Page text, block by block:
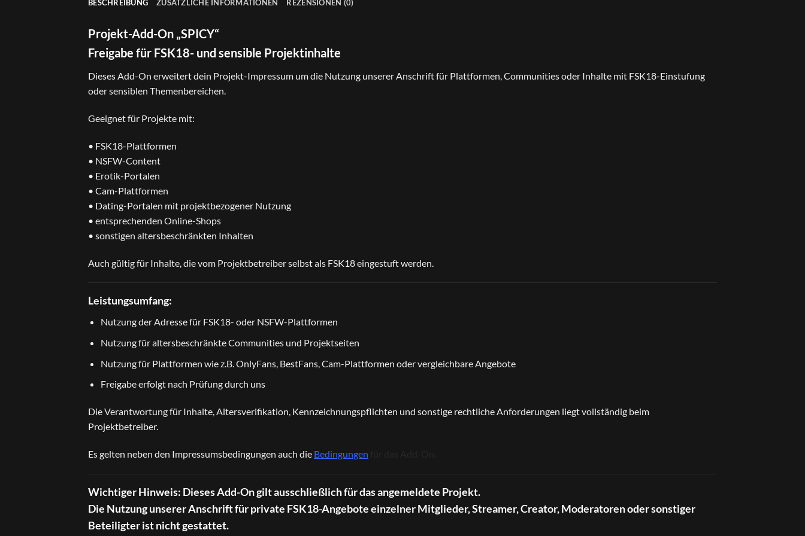
BESCHREIBUNG ZUSÄTZLICHE INFORMATIONEN REZENSIONEN (0)
Projekt-Add-On „SPICY“
Freigabe für FSK18- und sensible Projektinhalte
Dieses Add-On erweitert dein Projekt-Impressum um die Nutzung unserer Anschrift für Plattformen, Communities oder Inhalte mit FSK18-Einstufung
oder sensiblen Themenbereichen.
Geeignet für Projekte mit:
• FSK18-Plattformen
• NSFW-Content
• Erotik-Portalen
• Cam-Plattformen
• Dating-Portalen mit projektbezogener Nutzung
• entsprechenden Online-Shops
• sonstigen altersbeschränkten Inhalten
Auch gültig für Inhalte, die vom Projektbetreiber selbst als FSK18 eingestuft werden.
Leistungsumfang:
Nutzung der Adresse für FSK18- oder NSFW-Plattformen
Nutzung für altersbeschränkte Communities und Projektseiten
Nutzung für Plattformen wie z.B. OnlyFans, BestFans, Cam-Plattformen oder vergleichbare Angebote
Freigabe erfolgt nach Prüfung durch uns
Die Verantwortung für Inhalte, Altersverifikation, Kennzeichnungspflichten und sonstige rechtliche Anforderungen liegt vollständig beim
Projektbetreiber.
Es gelten neben den Impressumsbedingungen auch die Bedingungen
Wichtiger Hinweis: Dieses Add-On gilt ausschließlich für das angemeldete Projekt.
Die Nutzung unserer Anschrift für private FSK18-Angebote einzelner Mitglieder, Streamer, Creator, Moderatoren oder sonstiger
Beteiligter ist nicht gestattet.